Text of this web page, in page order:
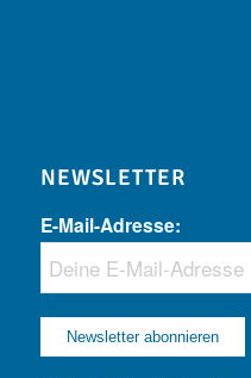
NEWSLETTER
E-Mail-Adresse: